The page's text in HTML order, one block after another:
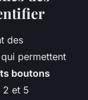
des
permettent
boutons
2 et 5